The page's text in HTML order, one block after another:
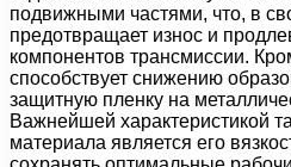
подвижными частями, что, в
предотвращает износ и
компонентов трансмиссии.
способствует снижению
защитную пленку на
Важнейшей характеристикой
материала является его